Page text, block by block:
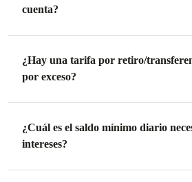
cuenta?
¿Hay una tarifa por retiro/
por exceso?
¿Cuál es el saldo mínimo diario
intereses?